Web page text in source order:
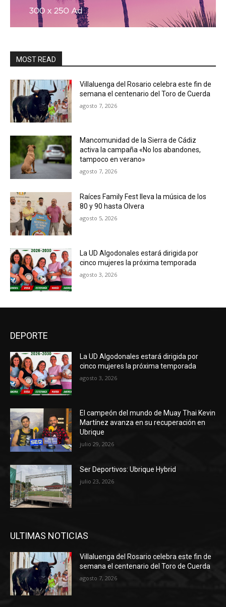
MOST READ
Villaluenga del Rosario celebra este fin de
semana el centenario del Toro de Cuerda
agosto 7, 2026
Mancomunidad de la Sierra de Cádiz
activa la campaña «No los abandones,
tampoco en verano»
agosto 7, 2026
Raíces Family Fest lleva la música de los
80 y 90 hasta Olvera
agosto 5, 2026
La UD Algodonales estará dirigida por
cinco mujeres la próxima temporada
agosto 3, 2026
DEPORTE
La UD Algodonales estará dirigida por
cinco mujeres la próxima temporada
agosto 3, 2026
El campeón del mundo de Muay Thai Kevin
Martínez avanza en su recuperación en
Ubrique
julio 29, 2026
Ser Deportivos: Ubrique Hybrid
julio 23, 2026
ULTIMAS NOTICIAS
Villaluenga del Rosario celebra este fin de
semana el centenario del Toro de Cuerda
agosto 7, 2026